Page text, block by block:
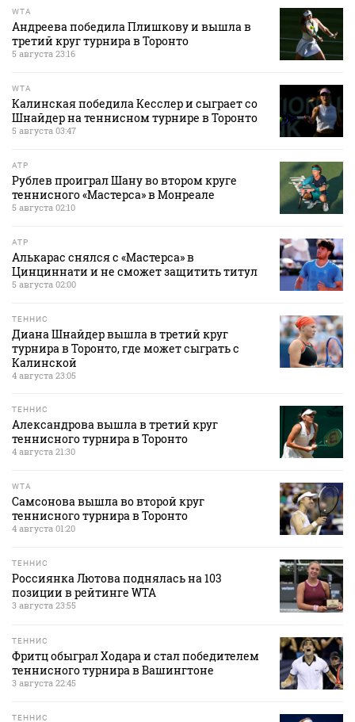
WTA
Андреева победила Плишкову и вышла в
третий круг турнира в Торонто
5 августа 23:16
WTA
Калинская победила Кесслер и сыграет со
Шнайдер на теннисном турнире в Торонто
5 августа 03:47
ATP
Рублев проиграл Шану во втором круге
теннисного «Мастерса» в Монреале
5 августа 02:10
ATP
Алькарас снялся с «Мастерса» в
Цинциннати и не сможет защитить титул
5 августа 02:00
ТЕННИС
Диана Шнайдер вышла в третий круг
турнира в Торонто, где может сыграть с
Калинской
4 августа 23:05
ТЕННИС
Александрова вышла в третий круг
теннисного турнира в Торонто
4 августа 21:30
WTA
Самсонова вышла во второй круг
теннисного турнира в Торонто
4 августа 01:20
ТЕННИС
Россиянка Лютова поднялась на 103
позиции в рейтинге WTA
3 августа 23:55
ТЕННИС
Фритц обыграл Ходара и стал победителем
теннисного турнира в Вашингтоне
3 августа 22:45
ТЕННИС